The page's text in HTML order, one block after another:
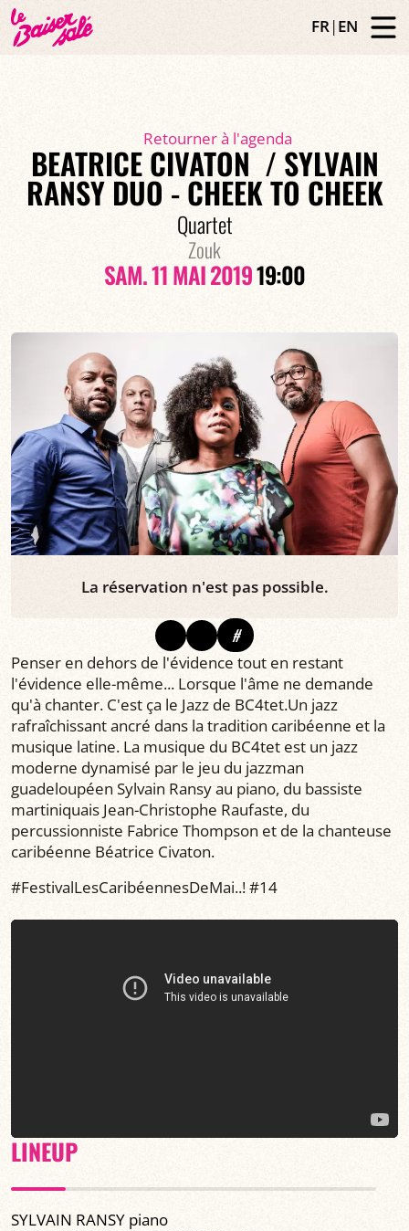
FR|EN
Retourner à l'agenda
BEATRICE CIVATON / SYLVAIN
RANSY DUO - CHEEK TO CHEEK
Quartet
Zouk
SAM. 11 MAI 201919:00
La réservation n'est pas possible.
#
Penser en dehors de l'évidence tout en restant
l'évidence elle-même... Lorsque l'âme ne demande
qu'à chanter. C'est ça le Jazz de BC4tet.Un jazz
rafraîchissant ancré dans la tradition caribéenne et la
musique latine. La musique du BC4tet est un jazz
moderne dynamisé par le jeu du jazzman
guadeloupéen Sylvain Ransy au piano, du bassiste
martiniquais Jean-Christophe Raufaste, du
percussionniste Fabrice Thompson et de la chanteuse
caribéenne Béatrice Civaton.
#FestivalLesCaribéennesDeMai..! #14
LINEUP
SYLVAIN RANSY piano